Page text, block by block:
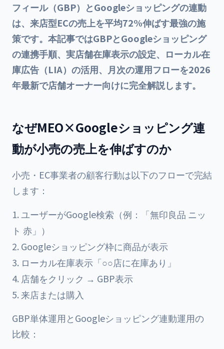
フィール（GBP）とGoogleショッピングの連動
は、来店型ECの売上を平均72%伸ばす最強の施
策です。本記事ではGBPとGoogleショッピング
の連携手順、実店舗在庫表示の設定、ローカル在
庫広告（LIA）の活用、月次の運用フローを2026
年最新で店舗オーナー向けに完全解説します。
なぜMEO×Googleショッピング連
動が小売の売上を伸ばすのか
小売・EC事業者の顧客行動は以下のフローで完結
します：
ユーザーがGoogle検索（例：「無印良品 ニッ
ト 赤」）
Googleショッピング枠に商品が表示
ローカル在庫表示「○○店に在庫あり」
店舗をクリック → GBP表示
来店または購入
GBP単体運用とGoogleショッピング連動運用の
比較：